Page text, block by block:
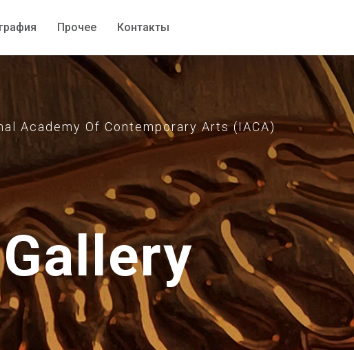
Прочее Контакты
Прочее Контакты
Of Contemporary Arts (IACA)